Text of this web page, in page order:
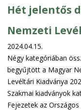
Hét jelentős
Nemzeti
2024.04.15.
Négy kategóriában
begyűjtött a Magyar
Levéltári Kiadványa
Szakmai kiadványok
Fejezetek az